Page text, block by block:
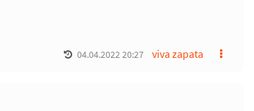
viva zapata
04.04.2022 20:27